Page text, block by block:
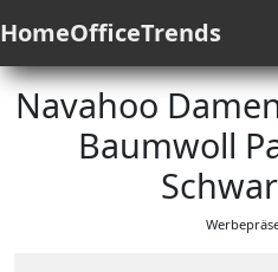
HomeOfficeTrends
Navahoo
Baumwoll